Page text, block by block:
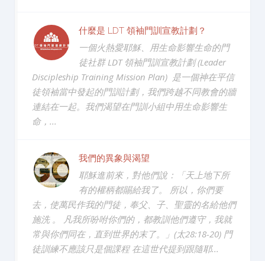
什麼是 LDT 領袖門訓宣教計劃？
一個火熱愛耶穌、用生命影響生命的門
徒社群 LDT 領袖門訓宣教計劃 (Leader
Discipleship Training Mission Plan) 是一個神在平信
徒領袖當中發起的門訓計劃，我們跨越不同教會的牆
連結在一起。我們渴望在門訓小組中用生命影響生
命，...
我們的異象與渴望
耶穌進前來，對他們說：「天上地下所
有的權柄都賜給我了。 所以，你們要
去，使萬民作我的門徒，奉父、子、聖靈的名給他們
施洗 。 凡我所吩咐你們的，都教訓他們遵守，我就
常與你們同在，直到世界的末了。」(太28:18-20) 門
徒訓練不應該只是個課程 在這世代提到跟隨耶...